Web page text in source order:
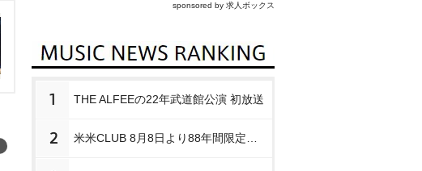
sponsored by 求人ボックス
1 THE ALFEEの22年武道館公演 初放送
2